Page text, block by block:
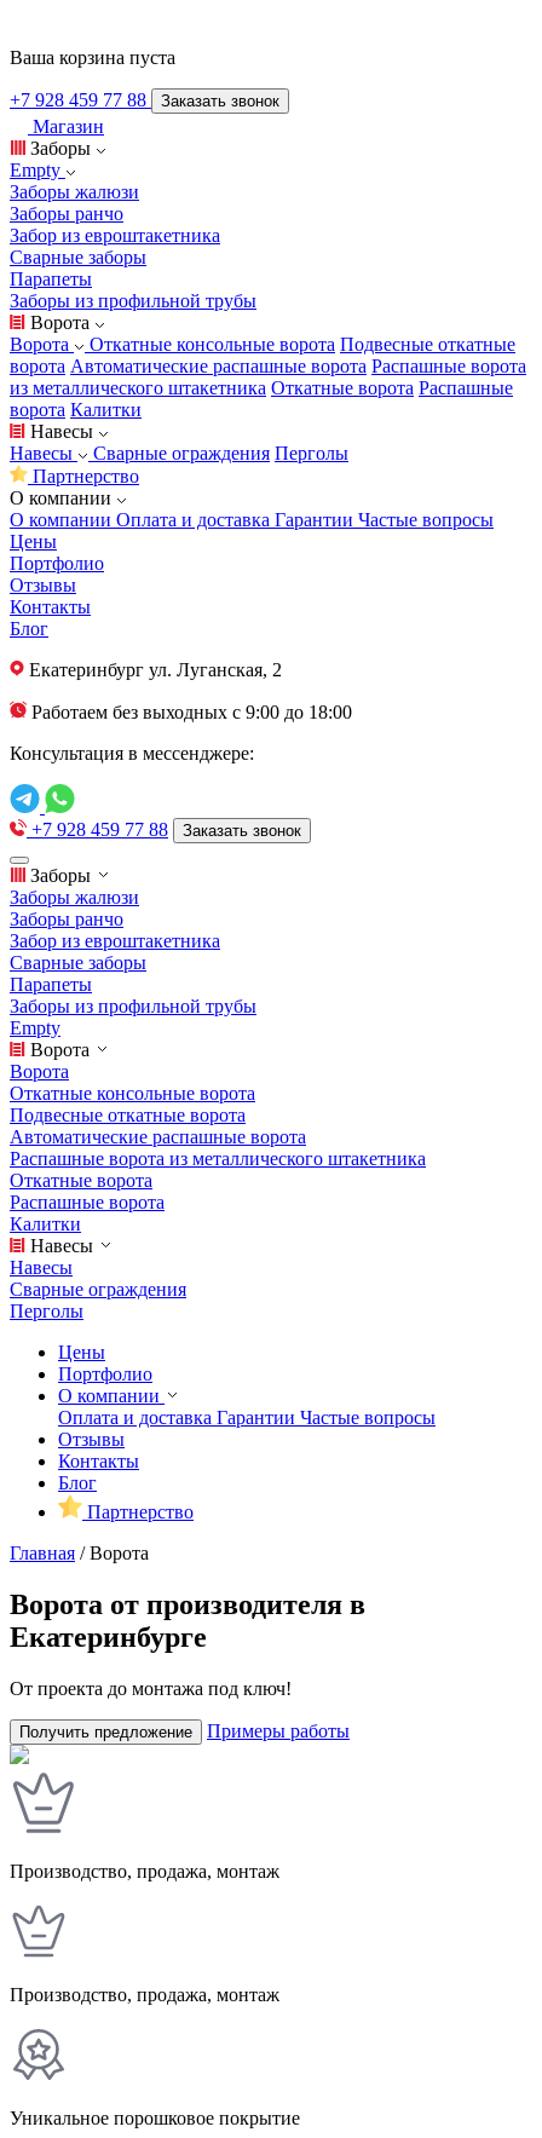
Ваша корзина пуста
+7 928 459 77 88 Заказать звонок
Магазин
Заборы
Empty
Заборы жалюзи
Заборы ранчо
Забор из евроштакетника
Сварные заборы
Парапеты
Заборы из профильной трубы
Ворота
Ворота
Откатные консольные ворота Подвесные откатные
ворота Автоматические распашные ворота Распашные ворота
из металлического штакетника Откатные ворота Распашные
ворота Калитки
Навесы
Навесы
Сварные ограждения Перголы
Партнерство
О компании
О компании Оплата и доставка Гарантии Частые вопросы
Цены
Портфолио
Отзывы
Контакты
Блог
Екатеринбург ул. Луганская, 2
Работаем без выходных с 9:00 до 18:00
Консультация в мессенджере:
+7 928 459 77 88 Заказать звонок
Заборы
Заборы жалюзи
Заборы ранчо
Забор из евроштакетника
Сварные заборы
Парапеты
Заборы из профильной трубы
Empty
Ворота
Ворота
Откатные консольные ворота
Подвесные откатные ворота
Автоматические распашные ворота
Распашные ворота из металлического штакетника
Откатные ворота
Распашные ворота
Калитки
Навесы
Навесы
Сварные ограждения
Перголы
Цены
Портфолио
О компании
Оплата и доставка Гарантии Частые вопросы
Отзывы
Контакты
Блог
Партнерство
Главная /Ворота
Ворота от производителя в
Екатеринбурге
От проекта до монтажа под ключ!
Получить предложение Примеры работы
Производство, продажа, монтаж
Производство, продажа, монтаж
Уникальное порошковое покрытие